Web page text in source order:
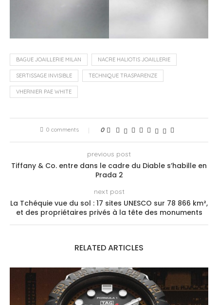
BAGUE JOAILLERIE MILAN NACRE HALIOTIS JOAILLERIE
SERTISSAGE INVISIBLE TECHNIQUE TRASPARENZE
VHERNIER PAE WHITE
0 comments 0
previous post
Tiffany & Co. entre dans le cadre du Diable s’habille en
Prada 2
next post
La Tchéquie vue du sol : 17 sites UNESCO sur 78 866 km²,
et des propriétaires privés à la tête des monuments
RELATED ARTICLES